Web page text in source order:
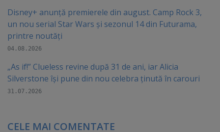
Disney+ anunță premierele din august. Camp Rock 3,
un nou serial Star Wars și sezonul 14 din Futurama,
printre noutăți
04.08.2026
„As if!” Clueless revine după 31 de ani, iar Alicia
Silverstone își pune din nou celebra ținută în carouri
31.07.2026
CELE MAI COMENTATE